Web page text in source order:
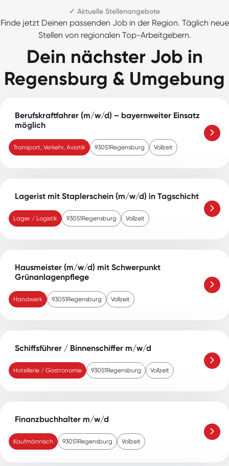
✓ Aktuelle Stellenangebote
Finde jetzt Deinen passenden Job in der Region. Täglich neue
Stellen von regionalen Top-Arbeitgebern.
Dein nächster Job in
Regensburg & Umgebung
Berufskraftfahrer (m/w/d) – bayernweiter Einsatz
möglich
Transport, Verkehr, Aviatik 93051Regensburg Vollzeit
Lagerist mit Staplerschein (m/w/d) in Tagschicht
Lager / Logistik 93051Regensburg Vollzeit
Hausmeister (m/w/d) mit Schwerpunkt
Grünanlagenpflege
Handwerk 93051Regensburg Vollzeit
Schiffsführer / Binnenschiffer m/w/d
Hotellerie / Gastronomie 93051Regensburg Vollzeit
Finanzbuchhalter m/w/d
Kaufmännisch 93051Regensburg Vollzeit